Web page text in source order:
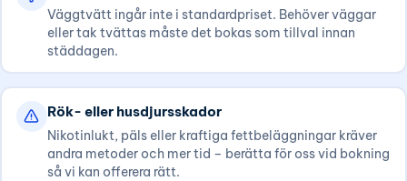
Väggtvätt ingår inte i standardpriset. Behöver väggar
eller tak tvättas måste det bokas som tillval innan
städdagen.
Rök- eller husdjursskador
Nikotinlukt, päls eller kraftiga fettbeläggningar kräver
andra metoder och mer tid – berätta för oss vid bokning
så vi kan offerera rätt.